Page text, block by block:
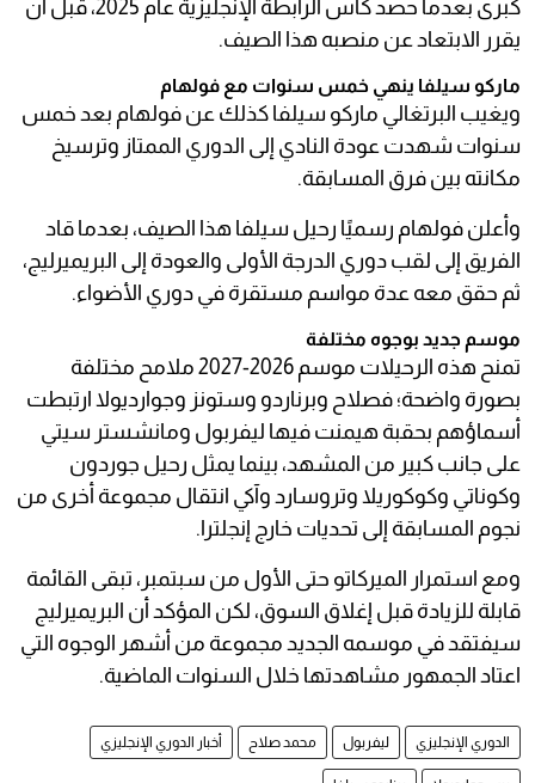
كبرى بعدما حصد كأس الرابطة الإنجليزية عام 2025، قبل أن
يقرر الابتعاد عن منصبه هذا الصيف.
ماركو سيلفا ينهي خمس سنوات مع فولهام
ويغيب البرتغالي ماركو سيلفا كذلك عن فولهام بعد خمس
سنوات شهدت عودة النادي إلى الدوري الممتاز وترسيخ
مكانته بين فرق المسابقة.
وأعلن فولهام رسميًا رحيل سيلفا هذا الصيف، بعدما قاد
الفريق إلى لقب دوري الدرجة الأولى والعودة إلى البريميرليج،
ثم حقق معه عدة مواسم مستقرة في دوري الأضواء.
موسم جديد بوجوه مختلفة
تمنح هذه الرحيلات موسم 2026-2027 ملامح مختلفة
بصورة واضحة؛ فصلاح وبرناردو وستونز وجوارديولا ارتبطت
أسماؤهم بحقبة هيمنت فيها ليفربول ومانشستر سيتي
على جانب كبير من المشهد، بينما يمثل رحيل جوردون
وكوناتي وكوكوريلا وتروسارد وآكي انتقال مجموعة أخرى من
نجوم المسابقة إلى تحديات خارج إنجلترا.
ومع استمرار الميركاتو حتى الأول من سبتمبر، تبقى القائمة
قابلة للزيادة قبل إغلاق السوق، لكن المؤكد أن البريميرليج
سيفتقد في موسمه الجديد مجموعة من أشهر الوجوه التي
اعتاد الجمهور مشاهدتها خلال السنوات الماضية.
الدوري الإنجليزي ليفربول محمد صلاح أخبار الدوري الإنجليزي